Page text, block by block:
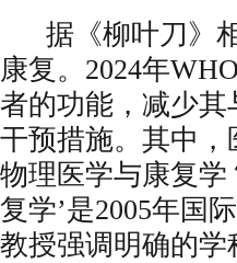
据《柳叶刀》相
康复。2024年
者的功能，减少
干预措施。其中
物理医学与康复学
复学’是2005年国
教授强调明确的学